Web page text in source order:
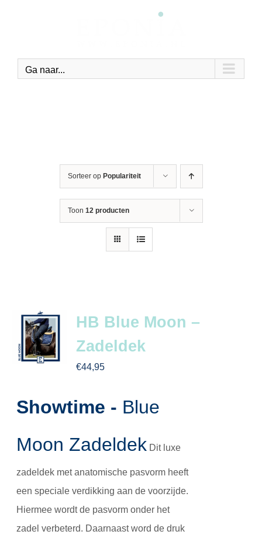
Ga naar...
Sorteer op Populariteit
Toon 12 producten
HB Blue Moon –
Zadeldek
€44,95
Showtime - Blue
Moon Zadeldek Dit luxe
zadeldek met anatomische pasvorm heeft
een speciale verdikking aan de voorzijde.
Hiermee wordt de pasvorm onder het
zadel verbeterd. Daarnaast word de druk